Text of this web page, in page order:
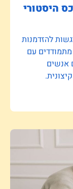
היסטורי
להזדמנות
עם
אנשים